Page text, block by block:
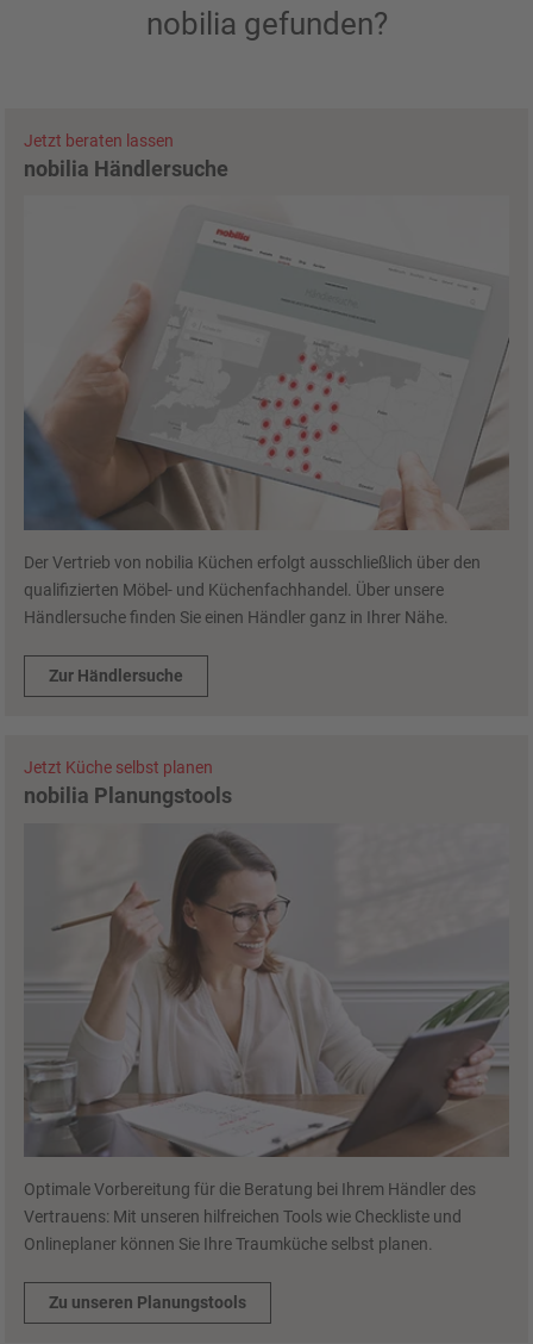
nobilia gefunden?
Jetzt beraten lassen
nobilia Händlersuche
Der Vertrieb von nobilia Küchen erfolgt ausschließlich über den
qualifizierten Möbel- und Küchenfachhandel. Über unsere
Händlersuche finden Sie einen Händler ganz in Ihrer Nähe.
Zur Händlersuche
Jetzt Küche selbst planen
nobilia Planungstools
Optimale Vorbereitung für die Beratung bei Ihrem Händler des
Vertrauens: Mit unseren hilfreichen Tools wie Checkliste und
Onlineplaner können Sie Ihre Traumküche selbst planen.
Zu unseren Planungstools